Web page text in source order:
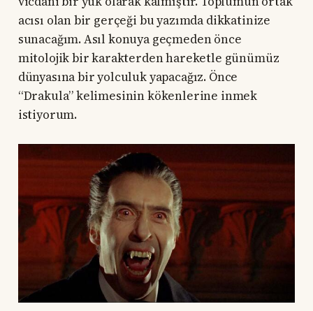
acısı olan bir gerçeği bu yazımda dikkatinize
sunacağım. Asıl konuya geçmeden önce
mitolojik bir karakterden hareketle günümüz
dünyasına bir yolculuk yapacağız. Önce
“Drakula” kelimesinin kökenlerine inmek
istiyorum.